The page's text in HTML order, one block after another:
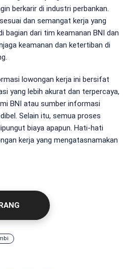
berkarir di industri perbankan.
dan semangat kerja yang
bagian dari tim keamanan BNI dan
keamanan dan ketertiban di
lowongan kerja ini bersifat
yang lebih akurat dan terpercaya,
BNI atau sumber informasi
Selain itu, semua proses
biaya apapun. Hati-hati
kerja yang mengatasnamakan